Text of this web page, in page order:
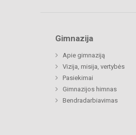
Gimnazija
Apie gimnaziją
Vizija, misija, vertybės
Pasiekimai
Gimnazijos himnas
Bendradarbiavimas